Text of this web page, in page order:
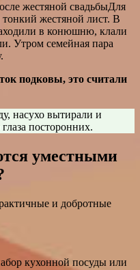
Для
жестяной лист. В
в конюшню, клали
Утром семейная пара
подковы, это считали
насухо вытирали и
посторонних.
уместными
и добротные
кухонной посуды или